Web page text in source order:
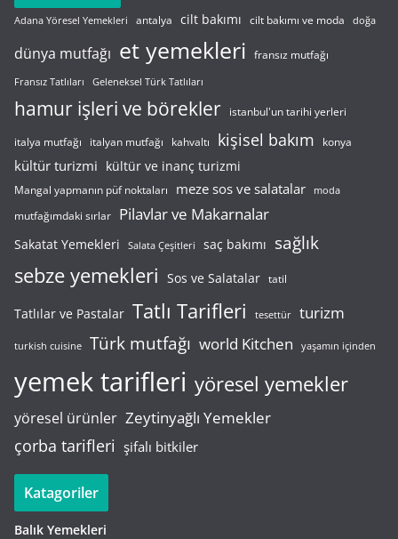
Adana Yöresel Yemekleri antalya cilt bakımı cilt bakımı ve moda doğa
dünya mutfağı et yemekleri fransız mutfağı
Fransız Tatlıları Geleneksel Türk Tatlıları
hamur işleri ve börekler istanbul'un tarihi yerleri
italya mutfağı italyan mutfağı kahvaltı kişisel bakım konya
kültür turizmi kültür ve inanç turizmi
Mangal yapmanın püf noktaları meze sos ve salatalar moda
mutfağımdaki sırlar Pilavlar ve Makarnalar
Sakatat Yemekleri Salata Çeşitleri saç bakımı sağlık
sebze yemekleri Sos ve Salatalar tatil
Tatlılar ve Pastalar Tatlı Tarifleri tesettür turizm
turkish cuisine Türk mutfağı world Kitchen yaşamın içinden
yemek tarifleri yöresel yemekler
yöresel ürünler Zeytinyağlı Yemekler
çorba tarifleri şifalı bitkiler
Katagoriler
Balık Yemekleri